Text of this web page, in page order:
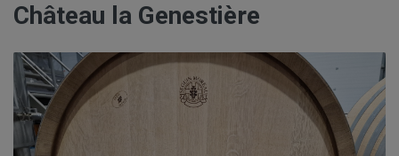
Château la Genestière